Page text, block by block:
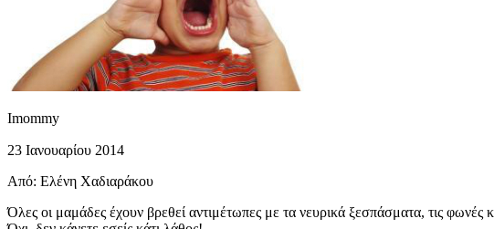
Imommy
23 Ιανουαρίου 2014
Από: Ελένη Χαδιαράκου
Όλες οι μαμάδες έχουν βρεθεί αντιμέτωπες με τα νευρικά ξεσπάσματα, τις φωνές